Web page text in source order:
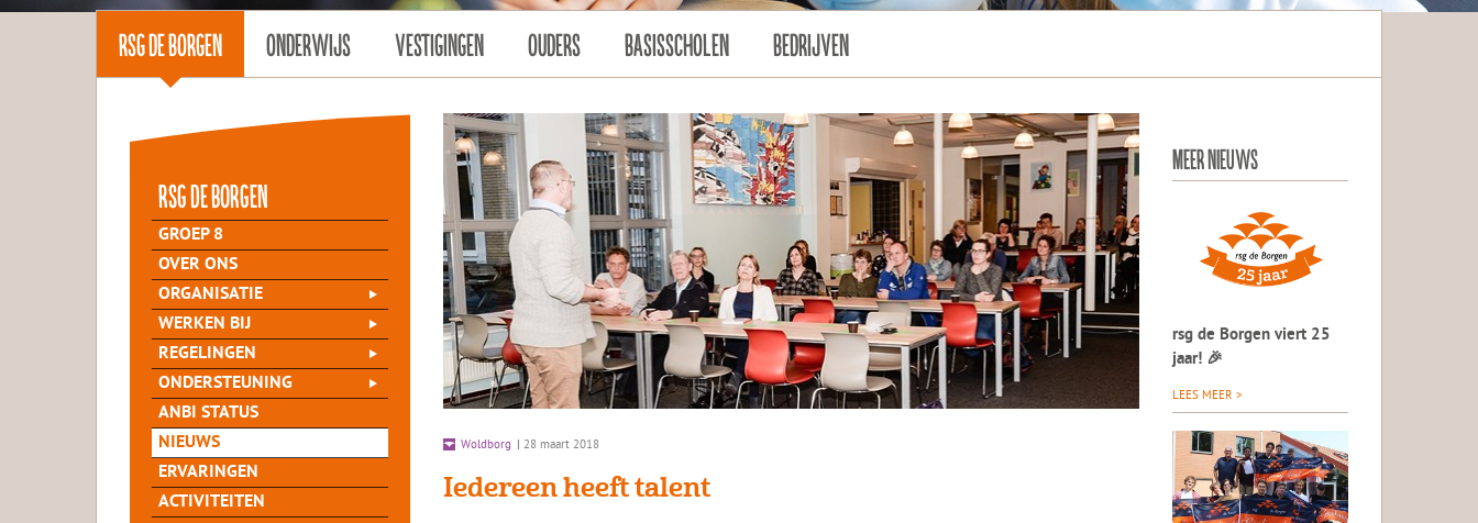
RSG DE BORGEN ONDERWIJS VESTIGINGEN OUDERS BASISSCHOLEN BEDRIJVEN
rsg de Borgen
GROEP 8
OVER ONS
ORGANISATIE
WERKEN BIJ
REGELINGEN
ONDERSTEUNING
ANBI STATUS
NIEUWS
ERVARINGEN
ACTIVITEITEN
Woldborg | 28 maart 2018
Iedereen heeft talent
MEER NIEUWS
rsg de Borgen viert 25
jaar! 🎉
LEES MEER >